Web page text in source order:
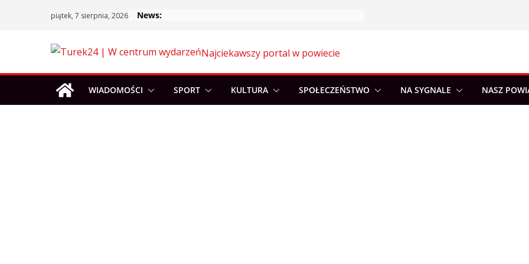
piątek, 7 sierpnia, 2026 News:
Najciekawszy portal w powiecie
WIADOMOŚCI SPORT KULTURA SPOŁECZEŃSTWO NA SYGNALE NASZ